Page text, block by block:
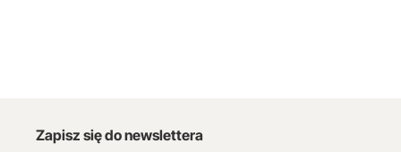
Zapisz się do newslettera